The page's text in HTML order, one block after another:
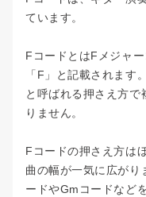
ています。
FコードとはFメジャ
「F」と記載されます
と呼ばれる押さえ方
りません。
Fコードの押さえ方は
曲の幅が一気に広がり
ードやGmコードなど